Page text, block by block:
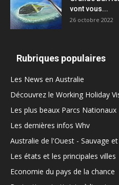
vont vous...
26 octobre 2022
Rubriques populaires
Les News en Australie
Découvrez le Working Holiday
Les plus beaux Parcs Nationaux
Les dernières infos Whv
Australie de l'Ouest - Sauvage
Les états et les principales villes
Economie du pays de la chance